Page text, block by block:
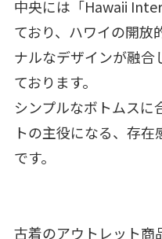
中央には「Hawaii
ており、ハワイの開放
ナルなデザインが融合
ております。
シンプルなボトムスに
トの主役になる、存
です。
古着のアウトレット商